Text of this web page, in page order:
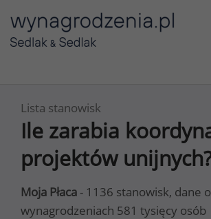
Lista stanowisk
Ile zarabia
projektów
Moja Płaca - 1136 stanowisk, dane o
wynagrodzeniach 581 tysięcy osób